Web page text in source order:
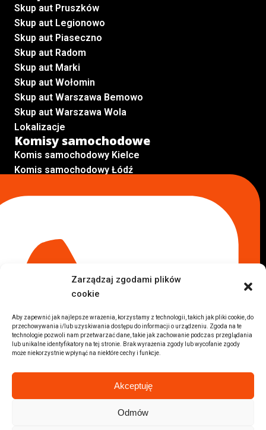
Zarządzaj zgodami plików
cookie
Aby zapewnić jak najlepsze wrażenia, korzystamy z technologii, takich jak pliki cookie, do
przechowywania i/lub uzyskiwania dostępu do informacji o urządzeniu. Zgoda na te
technologie pozwoli nam przetwarzać dane, takie jak zachowanie podczas przeglądania
lub unikalne identyfikatory na tej stronie. Brak wyrażenia zgody lub wycofanie zgody
może niekorzystnie wpłynąć na niektóre cechy i funkcje.
Akceptuję
Odmów
Skup aut Pruszków
Skup aut Legionowo
Skup aut Piaseczno
Skup aut Radom
Skup aut Marki
Skup aut Wołomin
Skup aut Warszawa Bemowo
Skup aut Warszawa Wola
Lokalizacje
Komisy samochodowe
Komis samochodowy Kielce
Komis samochodowy Łódź
Komis samochodowy Radom
Komis samochodowy Lublin
Komis samochodowy Sochaczew
Inne Lokalizacje
Auta z USA Rzeszów
Auta z USA Białystok
Auta z USA Kraków
Marki samochodów
Sprzedam BMW
Wszystkie marki samochodów